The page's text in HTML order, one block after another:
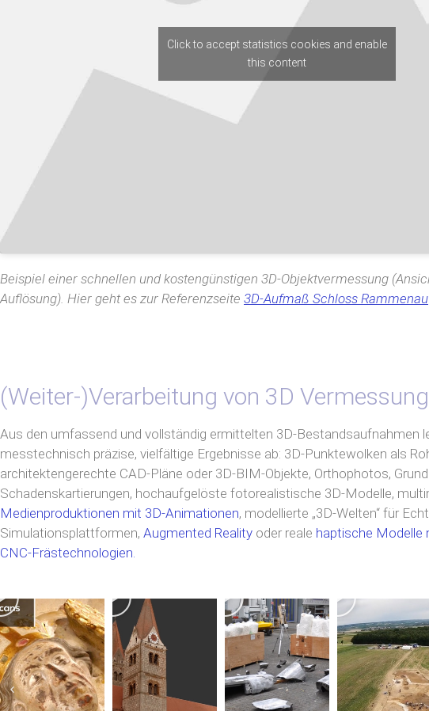
Click to accept statistics cookies and enable
this content
Beispiel einer schnellen und kostengünstigen 3D-Objektvermessung
Auflösung). Hier geht es zur Referenzseite 3D-Aufmaß Schloss Rammenau
(Weiter-)Verarbeitung von 3D
Aus den umfassend und vollständig ermittelten 3D-Bestandsaufnahmen
messtechnisch präzise, vielfältige Ergebnisse ab: 3D-Punktewolken als
architektengerechte CAD-Pläne oder 3D-BIM-Objekte, Orthophotos,
Schadenskartierungen, hochaufgelöste fotorealistische 3D-Modelle,
Medienproduktionen mit 3D-Animationen, modellierte „3D-Welten“ für
Simulationsplattformen, Augmented Reality oder reale haptische Modelle
CNC-Frästechnologien.